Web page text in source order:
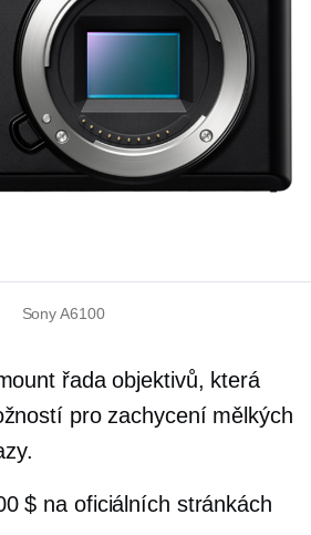
Sony A6100
řada objektivů, která
pro zachycení mělkých
$ na oficiálních stránkách